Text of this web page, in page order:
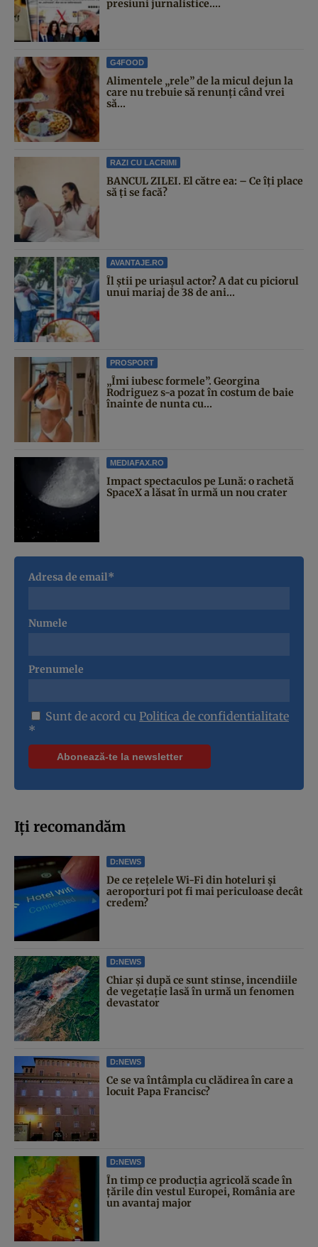
presiuni jurnalistice....
G4FOOD
Alimentele „rele” de la micul dejun la
care nu trebuie să renunți când vrei
să...
RAZI CU LACRIMI
BANCUL ZILEI. El către ea: – Ce îți place
să ți se facă?
AVANTAJE.RO
Îl știi pe uriașul actor? A dat cu piciorul
unui mariaj de 38 de ani...
PROSPORT
„Îmi iubesc formele”. Georgina
Rodriguez s-a pozat în costum de baie
înainte de nunta cu...
MEDIAFAX.RO
Impact spectaculos pe Lună: o rachetă
SpaceX a lăsat în urmă un nou crater
Adresa de email*
Numele
Prenumele
Sunt de acord cu Politica de confidentialitate
*
Iți recomandăm
D:NEWS
De ce rețelele Wi-Fi din hoteluri și
aeroporturi pot fi mai periculoase decât
credem?
D:NEWS
Chiar și după ce sunt stinse, incendiile
de vegetație lasă în urmă un fenomen
devastator
D:NEWS
Ce se va întâmpla cu clădirea în care a
locuit Papa Francisc?
D:NEWS
În timp ce producția agricolă scade în
țările din vestul Europei, România are
un avantaj major